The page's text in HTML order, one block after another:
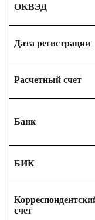
ОКВЭД
Дата регистрации
Расчетный счет
Банк
БИК
счет